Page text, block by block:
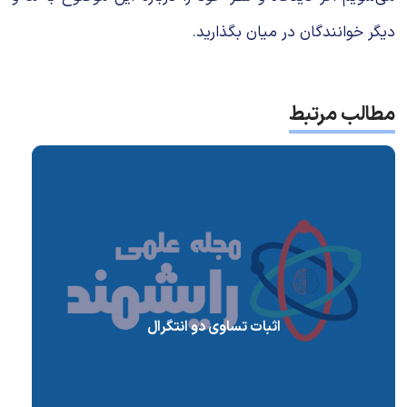
دیگر خوانندگان در میان بگذارید.
مطالب مرتبط
اثبات تساوی دو انتگرال